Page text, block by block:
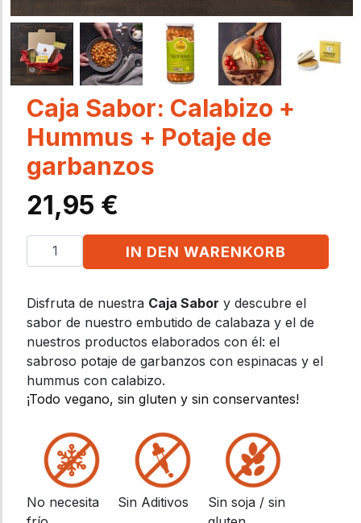
Caja Sabor: Calabizo +
Hummus + Potaje de
garbanzos
21,95 €
IN DEN WARENKORB
Disfruta de nuestra Caja Sabor y descubre el
sabor de nuestro embutido de calabaza y el de
nuestros productos elaborados con él: el
sabroso potaje de garbanzos con espinacas y el
hummus con calabizo.
¡Todo vegano, sin gluten y sin conservantes!
No necesita
Sin Aditivos
Sin soja / sin